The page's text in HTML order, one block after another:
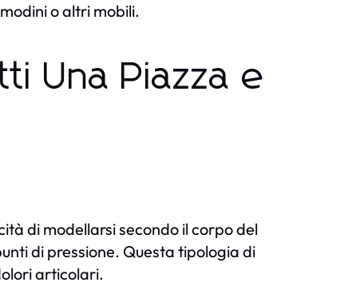
o altri mobili.
Una Piazza e
di modellarsi secondo il corpo del
di pressione. Questa tipologia di
articolari.